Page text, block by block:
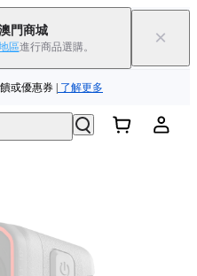
門商城
區進行商品選購。 ×
現已上市| 免運費
或優惠券 了解更多
至 立即選購